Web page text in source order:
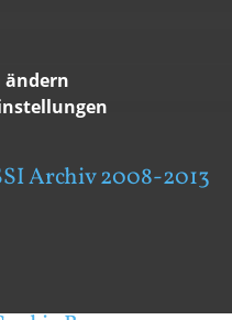
ändern
Archiv 2008-2013